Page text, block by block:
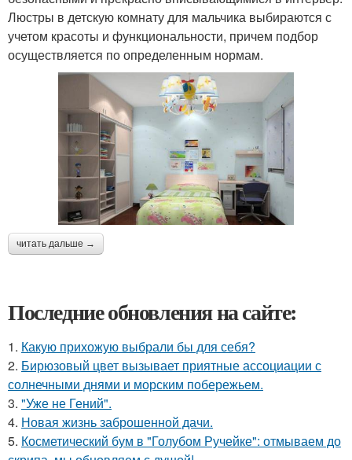
Люстры в детскую комнату для мальчика выбираются с
учетом красоты и функциональности, причем подбор
осуществляется по определенным нормам.
читать дальше →
Последние обновления на сайте:
1. Какую прихожую выбрали бы для себя?
2. Бирюзовый цвет вызывает приятные ассоциации с
солнечными днями и морским побережьем.
3. "Уже не Гений".
4. Новая жизнь заброшенной дачи.
5. Косметический бум в "Голубом Ручейке": отмываем до